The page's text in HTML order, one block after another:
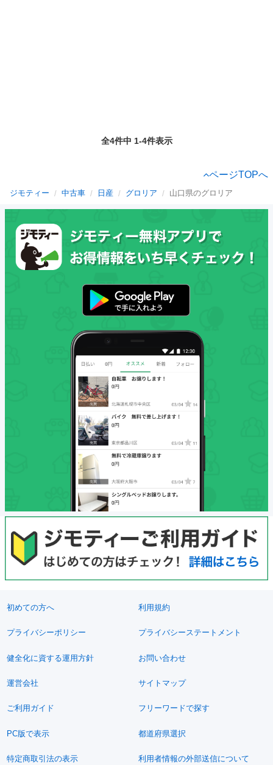
全4件中 1-4件表示
ページTOPへ
ジモティー 中古車 日産 グロリア 山口県のグロリア
初めての方へ 利用規約
プライバシーポリシー プライバシーステートメント
健全化に資する運用方針 お問い合わせ
運営会社 サイトマップ
ご利用ガイド フリーワードで探す
PC版で表示 都道府県選択
特定商取引法の表示 利用者情報の外部送信について